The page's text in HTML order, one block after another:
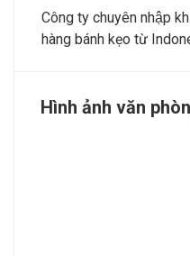
Công ty chuyên nhập
hàng bánh kẹo từ
Hình ảnh văn